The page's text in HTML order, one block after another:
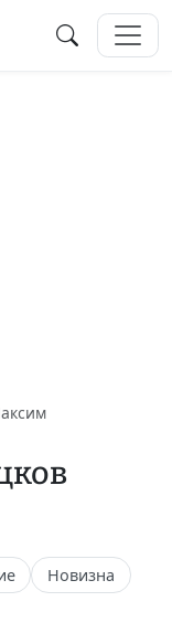
Новизна